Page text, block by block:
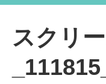
スクリ